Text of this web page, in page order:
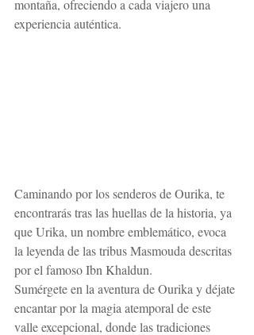
montaña, ofreciendo a cada viajero una
experiencia auténtica.
Caminando por los senderos de Ourika, te
encontrarás tras las huellas de la historia, ya
que Urika, un nombre emblemático, evoca
la leyenda de las tribus Masmouda descritas
por el famoso Ibn Khaldun.
Sumérgete en la aventura de Ourika y déjate
encantar por la magia atemporal de este
valle excepcional, donde las tradiciones